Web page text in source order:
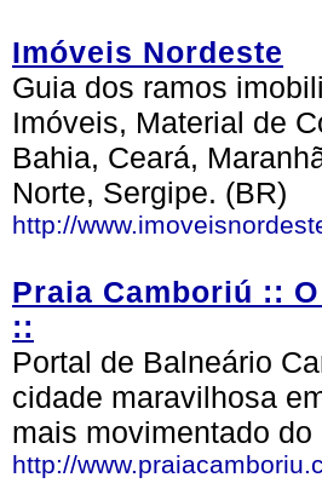
Imóveis Nordeste
Guia dos ramos
Imóveis, Material de
Bahia, Ceará,
Norte, Sergipe. (BR)
http://
Praia Camboriú ::
::
Portal de Balneário
cidade maravilhosa
mais movimentado do
http://